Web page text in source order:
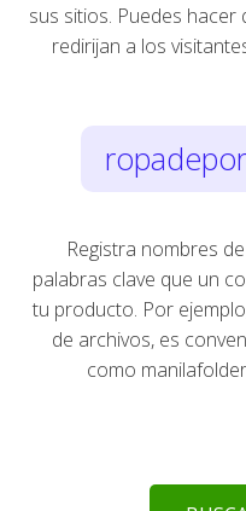
sus sitios. Puedes
redirijan a los
Registra nombres
palabras clave que un
tu producto. Por
de archivos, es
como